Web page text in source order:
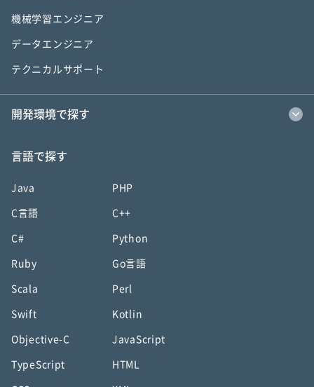
機械学習エンジニア
データエンジニア
テクニカルサポート
開発環境で探す
言語で探す
Java PHP
C言語 C++
C# Python
Ruby Go言語
Scala Perl
Swift Kotlin
Objective-C JavaScript
TypeScript HTML